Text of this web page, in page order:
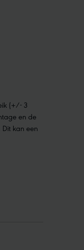
(+/- 3
en de
kan een